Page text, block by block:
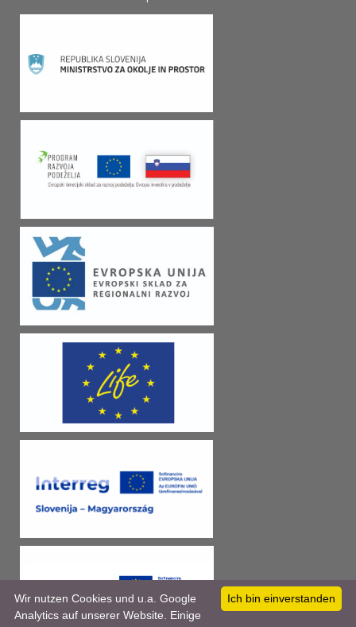
Ich bin einverstanden
Wir nutzen Cookies und u.a. Google
Analytics auf unserer Website. Einige